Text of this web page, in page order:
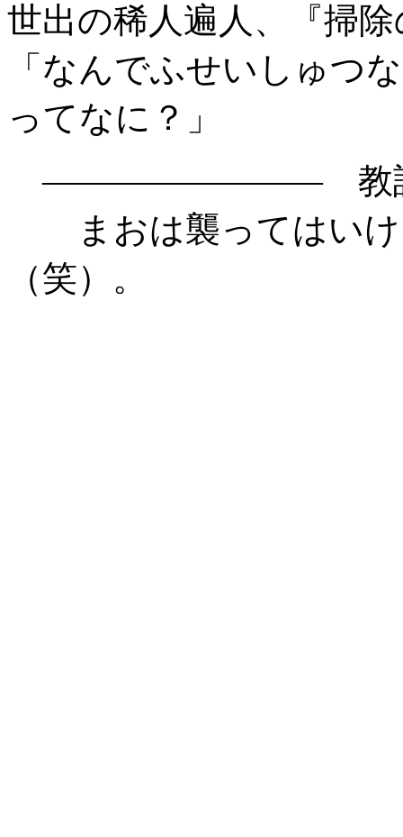
世出の稀人遍人、『掃
「なんでふせいしゅつ
ってなに？」
―――――――― 教
まおは襲ってはいけ
（笑）。